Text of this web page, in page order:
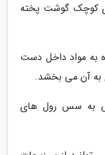
کوچک گوشت پخته
به مواد داخل دست
به آن می بخشد.
به سس رول های